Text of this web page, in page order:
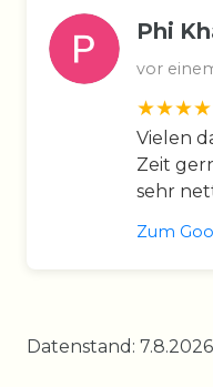
Phi
vor
Vielen
Zeit
sehr
Zum
Datenstand: 7.8.2026